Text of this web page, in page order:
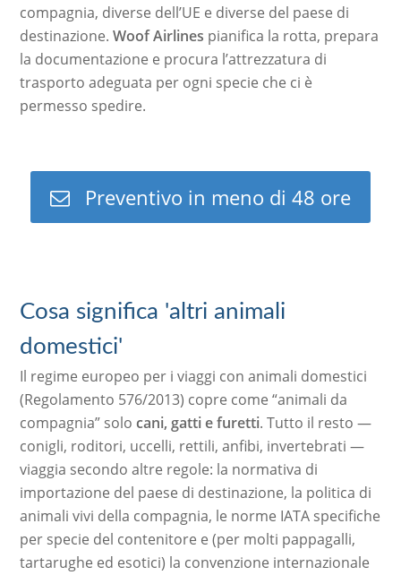
compagnia, diverse dell’UE e diverse del paese di
destinazione.Woof Airlines pianifica la rotta, prepara
la documentazione e procura l’attrezzatura di
trasporto adeguata per ogni specie che ci è
permesso spedire.
Preventivo in meno di 48 ore
Cosa significa 'altri animali
domestici'
Il regime europeo per i viaggi con animali domestici
(Regolamento 576/2013) copre come “animali da
compagnia” solocani, gatti e furetti. Tutto il resto —
conigli, roditori, uccelli, rettili, anfibi, invertebrati —
viaggia secondo altre regole: la normativa di
importazione del paese di destinazione, la politica di
animali vivi della compagnia, le norme IATA specifiche
per specie del contenitore e (per molti pappagalli,
tartarughe ed esotici) la convenzione internazionale